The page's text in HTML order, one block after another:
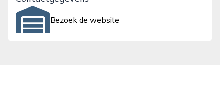
Bezoek de website